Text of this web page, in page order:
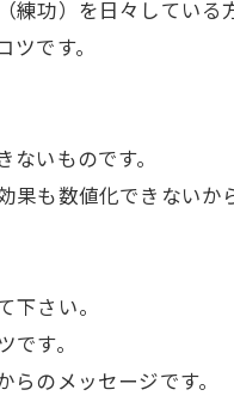
功）を日々している
です。
いものです。
も数値化できないか
さい。
す。
のメッセージです。